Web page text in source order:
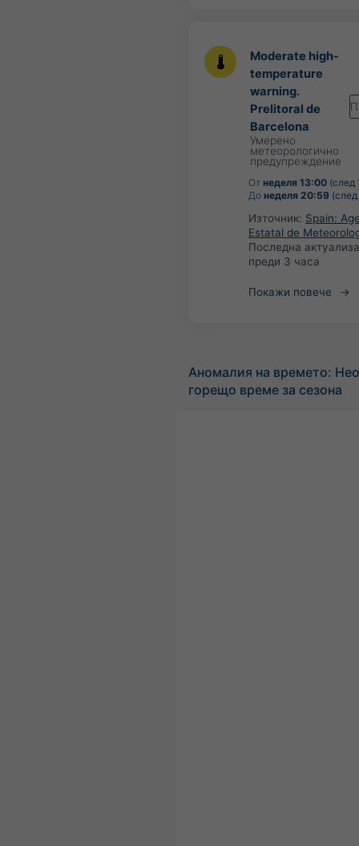
Moderate high-
temperature
warning.
Prelitoral de
Barcelona
Умерено
метеорологично
предупреждение
От неделя 13:00 (след
До неделя 20:59
Източник: Spain:
Estatal de
Последна
преди 3 часа
Покажи повече
Аномалия на времето:
горещо време за сезона